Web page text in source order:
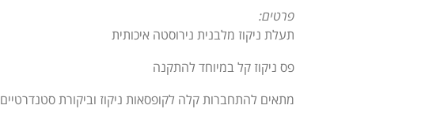
פרטים:
תעלת ניקוז מלבנית נירוסטה איכותית
פס ניקוז קל במיוחד להתקנה
מתאים להתחברות קלה לקופסאות ניקוז וביקורת סטנדרטיים